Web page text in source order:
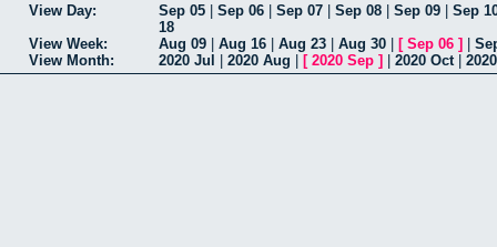
View Day: Sep 05 Sep 06 Sep 07 Sep 08 Sep 09
Sep
18
View Week:
Aug 09 Aug 16 Aug 23 Aug 30 [ Sep 06 ]
View Month:
2020 Jul 2020 Aug [ 2020 Sep ] 2020 Oct